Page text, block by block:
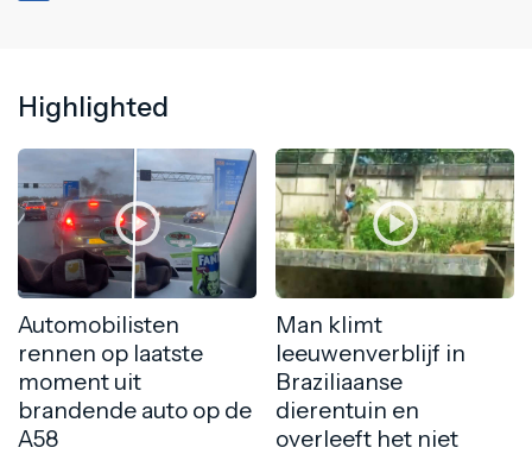
Highlighted
Automobilisten
rennen op laatste
moment uit
brandende auto op de
A58
Man klimt
leeuwenverblijf in
Braziliaanse
dierentuin en
overleeft het niet